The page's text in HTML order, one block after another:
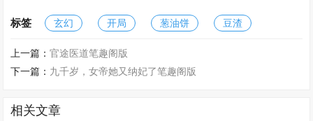
标签 玄幻 开局 葱油饼 豆渣
上一篇：官途医道笔趣阁版
下一篇： 九千岁，女帝她又纳妃了笔趣阁版
相关文章